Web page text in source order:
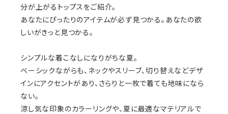
分が上がるトップスをご紹介。
あなたにぴったりのアイテムが必ず見つかる。あなたの欲
しいがきっと見つかる。
シンプルな着こなしになりがちな夏。
ベーシックながらも、ネックやスリーブ、切り替えなどデザ
インにアクセントがあり、さらりと一枚で着ても地味になら
ない。
涼し気な印象のカラーリングや、夏に最適なマテリアルで